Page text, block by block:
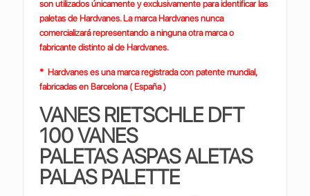
son utilizados únicamente y exclusivamente para identificar las
paletas de Hardvanes. La marca Hardvanes nunca
comercializará representando a ninguna otra marca o
fabricante distinto al de Hardvanes.
* Hardvanes es una marca registrada con patente mundial,
fabricadas en Barcelona ( España )
VANES RIETSCHLE DFT
100 VANES
PALETAS ASPAS ALETAS
PALAS PALETTE